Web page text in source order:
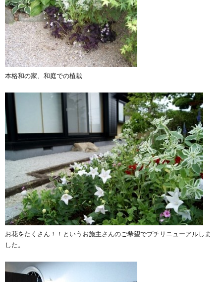
本格和の家、和庭での植栽
お花をたくさん！！というお施主さんのご希望でプチリニューアルしま
した。